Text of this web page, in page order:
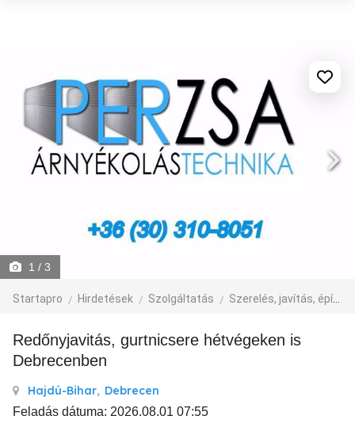
1 / 3
Startapro Hirdetések Szolgáltatás Szerelés, javítás, építkezés
Redőnyjavitás, gurtnicsere hétvégeken is
Debrecenben
Hajdú-Bihar, Debrecen
Feladás dátuma: 2026.08.01 07:55